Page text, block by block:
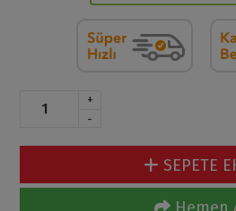
+
-
SEPETE